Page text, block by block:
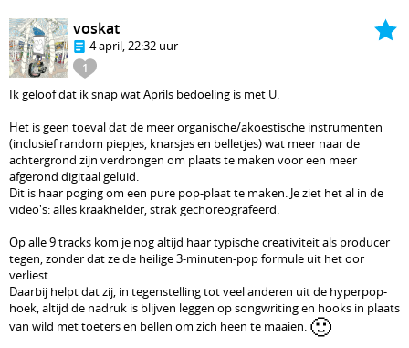
1
voskat
4 april, 22:32 uur
Ik geloof dat ik snap wat Aprils bedoeling is met U.
Het is geen toeval dat de meer organische/akoestische instrumenten
(inclusief random piepjes, knarsjes en belletjes) wat meer naar de
achtergrond zijn verdrongen om plaats te maken voor een meer
afgerond digitaal geluid.
Dit is haar poging om een pure pop-plaat te maken. Je ziet het al in de
video's: alles kraakhelder, strak gechoreografeerd.
Op alle 9 tracks kom je nog altijd haar typische creativiteit als producer
tegen, zonder dat ze de heilige 3-minuten-pop formule uit het oor
verliest.
Daarbij helpt dat zij, in tegenstelling tot veel anderen uit de hyperpop-
hoek, altijd de nadruk is blijven leggen op songwriting en hooks in plaats
van wild met toeters en bellen om zich heen te maaien. 🙂